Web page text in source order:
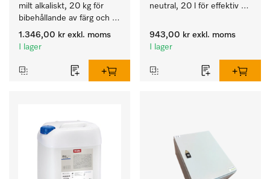
milt alkaliskt, 20 kg för
bibehållande av färg och
rengöring av kulörtvätt.
1.346,00 kr exkl. moms
I lager
neutral, 20 l för effektiv
smuts.
943,00 kr exkl. moms
I lager